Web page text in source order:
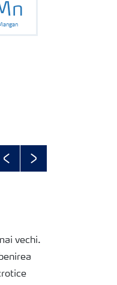
PreviousNext
vechi.